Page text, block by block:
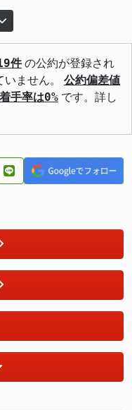
件 の公約が登録され
ません。
公約偏差値
手率は0% です。詳し